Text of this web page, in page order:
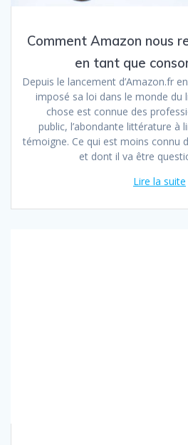
Comment Amazon nous
en tant que
Depuis le lancement d’Amazon.fr
imposé sa loi dans le monde du
chose est connue des
public, l’abondante littérature à
témoigne. Ce qui est moins connu
et dont il va être
Lire la suite